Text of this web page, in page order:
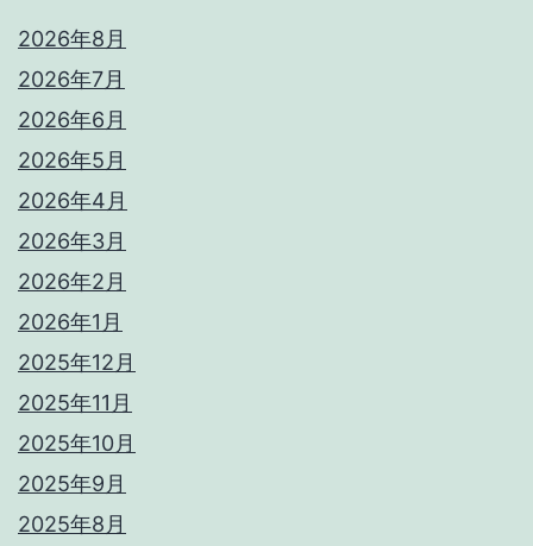
2026年8月
2026年7月
2026年6月
2026年5月
2026年4月
2026年3月
2026年2月
2026年1月
2025年12月
2025年11月
2025年10月
2025年9月
2025年8月